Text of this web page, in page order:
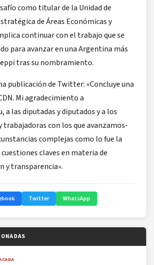
como titular de la Unidad de
de Áreas Económicas y
continuar con el trabajo que se
para avanzar en una Argentina más
tras su nombramiento.
publicación de Twitter: «Concluye una
Mi agradecimiento a
a las diputadas y diputados y a los
trabajadoras con los que avanzamos-
complejas como lo fue la
claves en materia de
y transparencia».
Twitter WhatsApp